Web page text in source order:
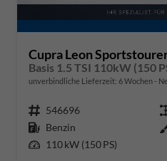
Cupra Leon
unverbindliche Lieferzeit: 6 Wochen
Fahrzeugnr. 546696
Kraftstoff Benzin
Leistung 110 kW (150 PS)